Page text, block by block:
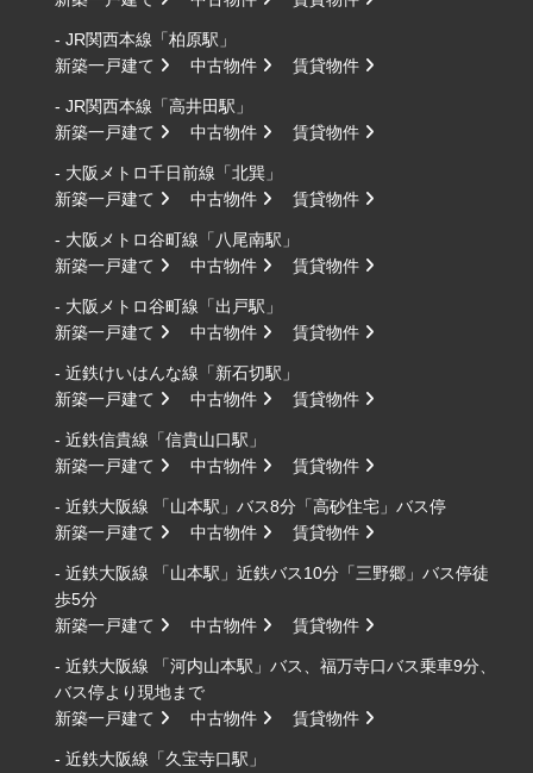
- JR関西本線「柏原駅」
新築一戸建て
中古物件 賃貸物件
- JR関西本線「高井田駅」
新築一戸建て
中古物件 賃貸物件
- 大阪メトロ千日前線「北巽」
新築一戸建て
中古物件 賃貸物件
- 大阪メトロ谷町線「八尾南駅」
新築一戸建て
中古物件 賃貸物件
- 大阪メトロ谷町線「出戸駅」
新築一戸建て
中古物件 賃貸物件
- 近鉄けいはんな線「新石切駅」
新築一戸建て
中古物件 賃貸物件
- 近鉄信貴線「信貴山口駅」
新築一戸建て
中古物件 賃貸物件
- 近鉄大阪線 「山本駅」バス8分「高砂住宅」バス停
新築一戸建て
中古物件 賃貸物件
- 近鉄大阪線 「山本駅」近鉄バス10分「三野郷」バス停徒
歩5分
新築一戸建て
中古物件 賃貸物件
- 近鉄大阪線 「河内山本駅」バス、福万寺口バス乗車9分、
バス停より現地まで
新築一戸建て
中古物件 賃貸物件
- 近鉄大阪線「久宝寺口駅」